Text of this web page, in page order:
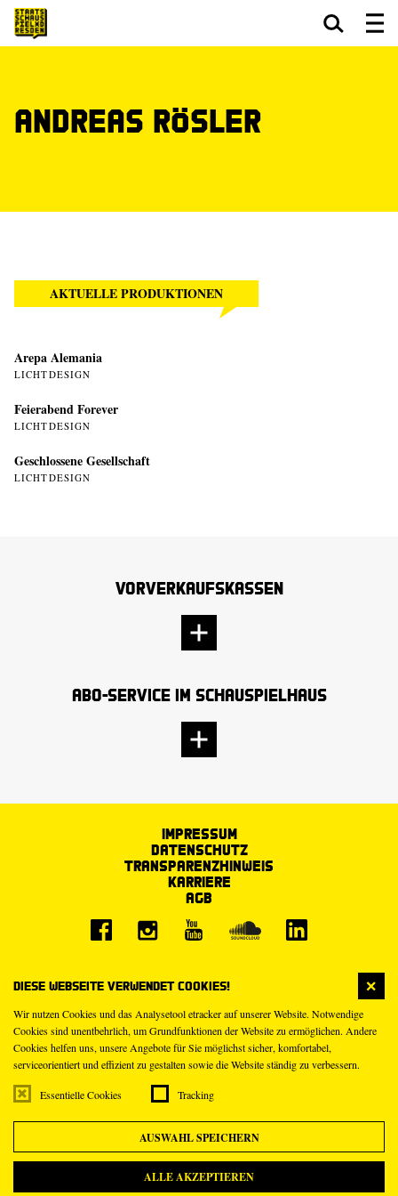
Diese Webseite verwendet Cookies!
Wir nutzen Cookies und das Analysetool etracker auf unserer Website. Notwendige
Cookies sind unentbehrlich, um Grundfunktionen der Website zu ermöglichen. Andere
Cookies helfen uns, unsere Angebote für Sie möglichst sicher, komfortabel,
serviceorientiert und effizient zu gestalten sowie die Website ständig zu verbessern.
Essentielle Cookies Tracking
AUSWAHL SPEICHERN
ALLE AKZEPTIEREN
Andreas Rösler
AKTUELLE PRODUKTIONEN
Arepa Alemania
LICHTDESIGN
Feierabend Forever
LICHTDESIGN
Geschlossene Gesellschaft
LICHTDESIGN
Vorverkaufskassen
Abo-Service im Schauspielhaus
Impressum
Datenschutz
Transparenzhinweis
Karriere
AGB